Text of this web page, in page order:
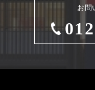
お問